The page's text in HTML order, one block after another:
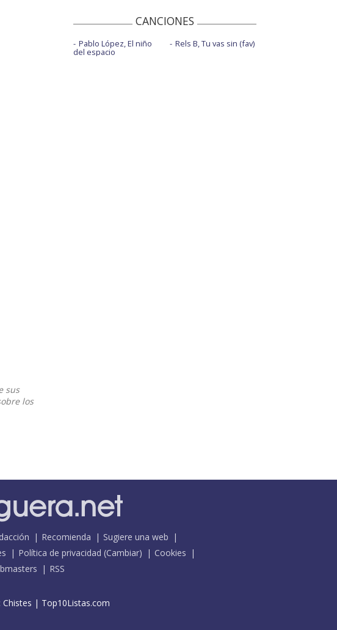
sus
los
CANCIONES
Pablo López, El niño
del espacio
Rels B, Tu vas sin (fav)
Recomienda
Sugiere una web
Política de privacidad (Cambiar)
Cookies
RSS
Chistes | Top10Listas.com